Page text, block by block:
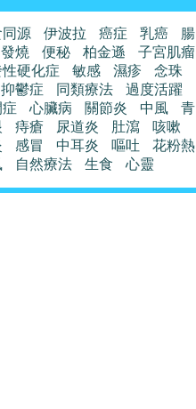
源 伊波拉 癌症 乳癌
腸
發燒
便秘 柏金遜
子宮肌瘤
硬化症
敏感 濕疹
念珠
抑鬱症
同類療法
過度活躍
心臟病 關節炎 中風
青
痔瘡 尿道炎 肚瀉
咳嗽
感冒 中耳炎 嘔吐
花粉熱
自然療法 生食 心靈